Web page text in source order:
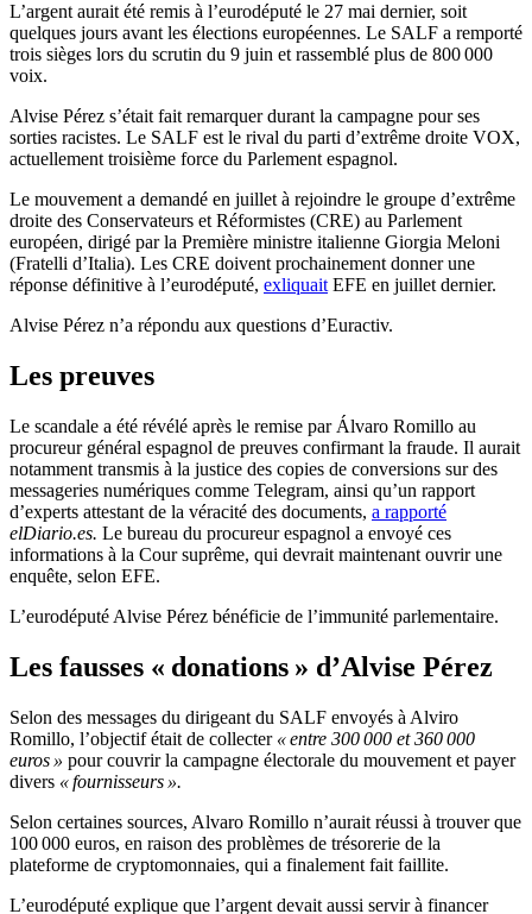
L’argent aurait été remis à l’eurodéputé le 27 mai dernier, soit
quelques jours avant les élections européennes. Le SALF a remporté
trois sièges lors du scrutin du 9 juin et rassemblé plus de 800 000
voix.
Alvise Pérez s’était fait remarquer durant la campagne pour ses
sorties racistes. Le SALF est le rival du parti d’extrême droite VOX,
actuellement troisième force du Parlement espagnol.
Le mouvement a demandé en juillet à rejoindre le groupe d’extrême
droite des Conservateurs et Réformistes (CRE) au Parlement
européen, dirigé par la Première ministre italienne Giorgia Meloni
(Fratelli d’Italia). Les CRE doivent prochainement donner une
réponse définitive à l’eurodéputé, exliquait EFE en juillet dernier.
Alvise Pérez n’a répondu aux questions d’Euractiv.
Les preuves
Le scandale a été révélé après le remise par Álvaro Romillo au
procureur général espagnol de preuves confirmant la fraude. Il aurait
notamment transmis à la justice des copies de conversions sur des
messageries numériques comme Telegram, ainsi qu’un rapport
d’experts attestant de la véracité des documents, a rapporté
elDiario.es. Le bureau du procureur espagnol a envoyé ces
informations à la Cour suprême, qui devrait maintenant ouvrir une
enquête, selon EFE.
L’eurodéputé Alvise Pérez bénéficie de l’immunité parlementaire.
Les fausses « donations » d’Alvise Pérez
Selon des messages du dirigeant du SALF envoyés à Alviro
Romillo, l’objectif était de collecter « entre 300 000 et 360 000
euros » pour couvrir la campagne électorale du mouvement et payer
divers « fournisseurs ».
Selon certaines sources, Alvaro Romillo n’aurait réussi à trouver que
100 000 euros, en raison des problèmes de trésorerie de la
plateforme de cryptomonnaies, qui a finalement fait faillite.
L’eurodéputé explique que l’argent devait aussi servir à financer